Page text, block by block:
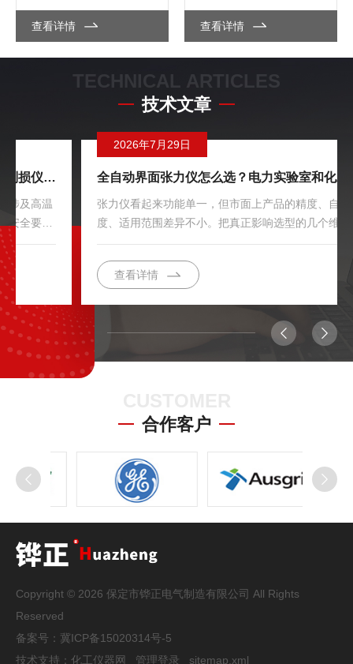
查看详情 查看详情
TECHNICAL ARTICLES
技术文章
2026年7月29日
全自动界面张力仪怎么选？电力实验室和化工实验室的需求有什么不同？
张力仪看起来功能单一，但市面上产品的精度、自动化程
度、适用范围差异不小。把真正影响选型的几个维度说清
楚，避免选到不合适的型号。第一：测量方法的选择主流方
法有两种：铂金环法（圆环法）和铂金板法（Wilhelmy板
法）。铂金环法（HZZL-3采用）：历史最悠久，符合
变压器油界面张力检测的法定方法；样品用量少，操作相对
简单。铂金板法：精度高，特别适合粘度较大的液体和随时
间变化的动态张力测量；但只能测液-气界面张力（表面张
力）...
合作客户
Copyright © 2026 保定市铧正电气制造有限公司 All Rights
Reserved
备案号： 冀ICP备15020314号-5
技术支持： 化工仪器网 管理登录 sitemap.xml